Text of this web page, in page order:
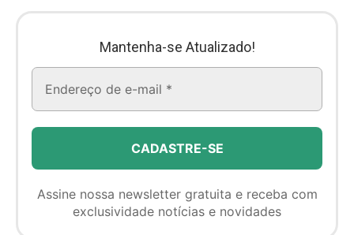
Mantenha-se Atualizado!
Assine nossa newsletter gratuita e receba com
exclusividade notícias e novidades